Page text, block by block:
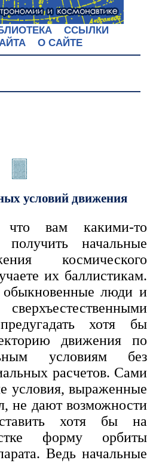
ССЫЛКИ
О САЙТЕ
условий движения
что вам какими-то
начальные
космического
их баллистикам.
люди и
хотя бы
движения по
условиям без
расчетов. Сами
условия, выраженные
не дают возможности
хотя бы на
форму орбиты
Ведь начальные